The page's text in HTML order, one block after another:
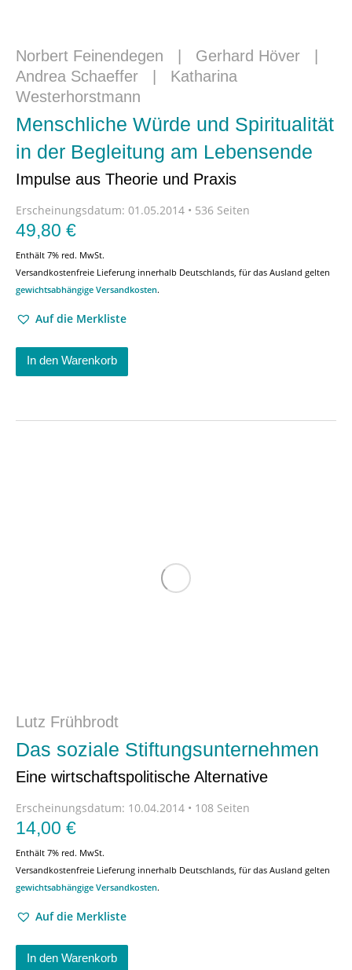
Norbert Feinendegen Gerhard Höver
Andrea Schaeffer
Katharina
Westerhorstmann
Menschliche Würde und Spiritualität
in der Begleitung am Lebensende
Impulse aus Theorie und Praxis
Erscheinungsdatum: 01.05.2014 • 536 Seiten
49,80 €
Enthält 7% red. MwSt.
Versandkostenfreie Lieferung innerhalb Deutschlands, für das Ausland gelten
gewichtsabhängige Versandkosten.
Auf die Merkliste
In den Warenkorb
Lutz Frühbrodt
Das soziale Stiftungsunternehmen
Eine wirtschaftspolitische Alternative
Erscheinungsdatum: 10.04.2014 • 108 Seiten
14,00 €
Enthält 7% red. MwSt.
Versandkostenfreie Lieferung innerhalb Deutschlands, für das Ausland gelten
gewichtsabhängige Versandkosten.
Auf die Merkliste
In den Warenkorb